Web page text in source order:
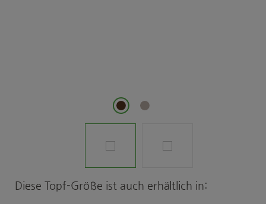
Produktgalerie überspringen
Diese Topf-Größe ist auch erhältlich in: